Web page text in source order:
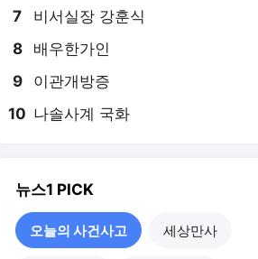
7 비서실장 강훈식
8 배우한가인
9 이관개방증
10 나솔사계 국화
뉴스1 PICK
오늘의 사건사고 세상만사